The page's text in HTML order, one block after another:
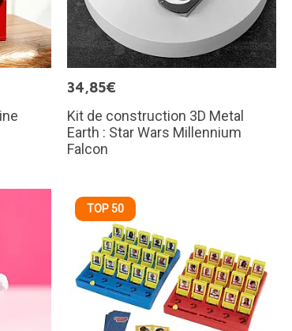
34,85€
Kit de construction 3D Metal
Earth : Star Wars Millennium
Falcon
TOP 50